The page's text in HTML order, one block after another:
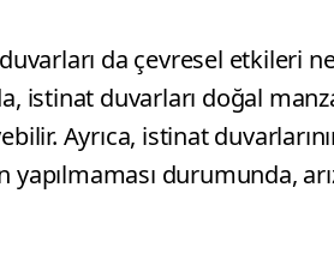
da çevresel etkileri
istinat duvarları doğal
Ayrıca, istinat
yapılmaması durumunda,